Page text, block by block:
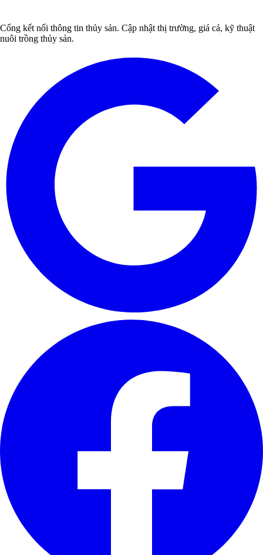
Cổng kết nối thông tin thủy sản. Cập nhật thị trường, giá cả, kỹ thuật
nuôi trồng thủy sản.